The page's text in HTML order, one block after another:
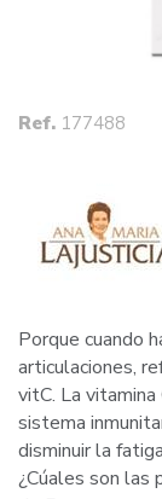
Ref. 177488
Porque cuando
articulaciones,
vitC. La
sistema
disminuir la
¿Cúales son las